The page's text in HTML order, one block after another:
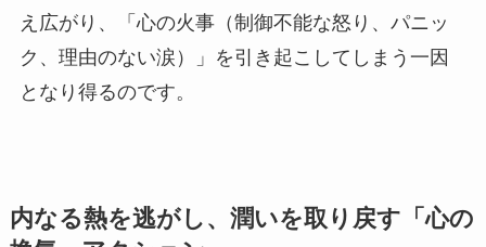
え広がり、「心の火事（制御不能な怒り、パニッ
ク、理由のない涙）」を引き起こしてしまう一因
となり得るのです。
内なる熱を逃がし、潤いを取り戻す「心の